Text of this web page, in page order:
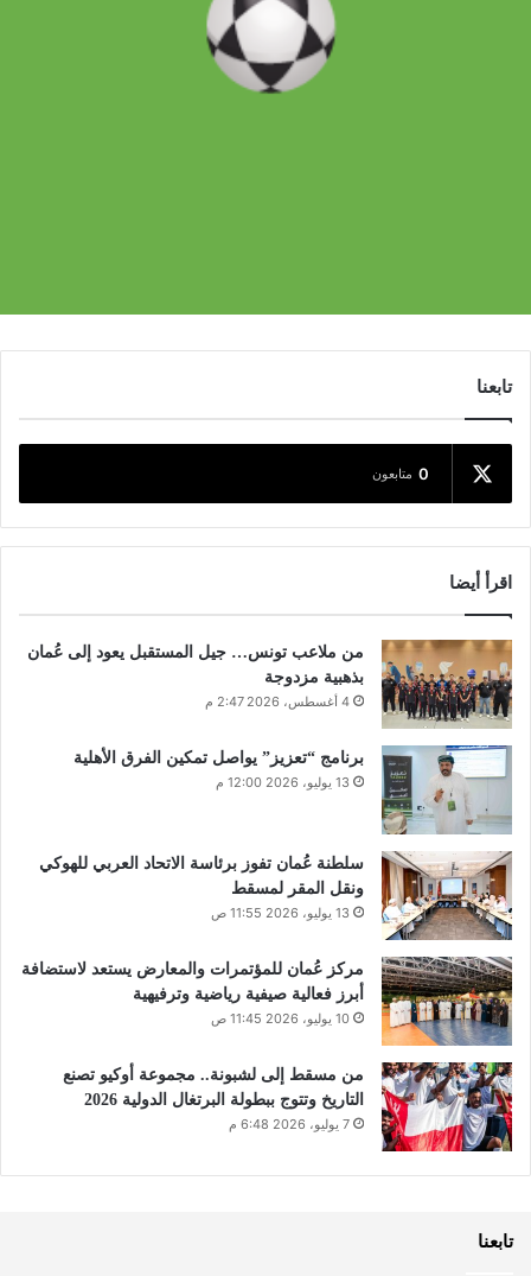
تابعنا
0 متابعون
اقرأ أيضا
من ملاعب تونس… جيل المستقبل يعود إلى عُمان
بذهبية مزدوجة
4 أغسطس، 2026 2:47 م
برنامج “تعزيز” يواصل تمكين الفرق الأهلية
13 يوليو، 2026 12:00 م
سلطنة عُمان تفوز برئاسة الاتحاد العربي للهوكي
ونقل المقر لمسقط
13 يوليو، 2026 11:55 ص
مركز عُمان للمؤتمرات والمعارض يستعد لاستضافة
أبرز فعالية صيفية رياضية وترفيهية
10 يوليو، 2026 11:45 ص
من مسقط إلى لشبونة.. مجموعة أوكيو تصنع
التاريخ وتتوج ببطولة البرتغال الدولية 2026
7 يوليو، 2026 6:48 م
تابعنا